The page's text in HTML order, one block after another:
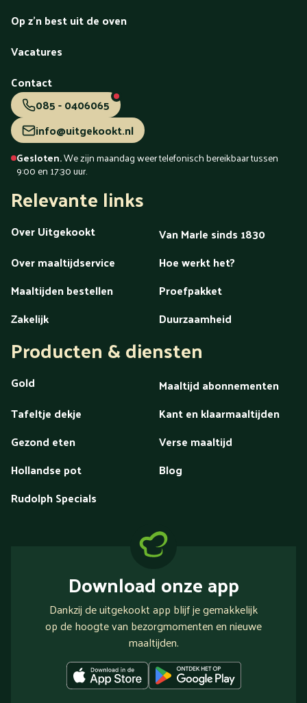
Op z'n best uit de oven
Vacatures
Contact
085 - 0406065
info@uitgekookt.nl
Gesloten.We zijn maandag weer telefonisch bereikbaar tussen
9:00 en 17:30 uur.
Relevante links
Over Uitgekookt
Van Marle sinds 1830
Over maaltijdservice
Hoe werkt het?
Maaltijden bestellen
Proefpakket
Zakelijk
Duurzaamheid
Producten & diensten
Gold
Maaltijd abonnementen
Tafeltje dekje
Kant en klaarmaaltijden
Gezond eten
Verse maaltijd
Hollandse pot
Blog
Rudolph Specials
Download onze app
Dankzij de uitgekookt app blijf je gemakkelijk
op de hoogte van bezorgmomenten en nieuwe
maaltijden.